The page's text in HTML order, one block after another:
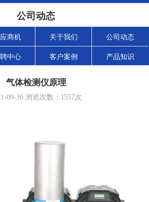
公司动态
商机 关于我们 公司动态
中心 客户案例 产品知识
气体检测仪原理
09-30 浏览次数： 1557次